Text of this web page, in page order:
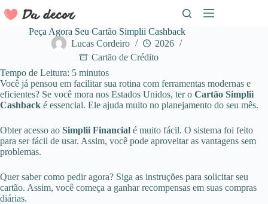
para
conteúdo
Peça Agora Seu Cartão Simplii Cashback
Lucas Cordeiro
2026
Cartão de Crédito
Tempo de Leitura: 5 minutos
Você já pensou em facilitar sua rotina com ferramentas modernas e
eficientes? Se você mora nos Estados Unidos, ter o Cartão Simplii
Cashback é essencial. Ele ajuda muito no planejamento do seu mês.
Obter acesso ao Simplii Financial é muito fácil. O sistema foi feito
para ser fácil de usar. Assim, você pode aproveitar as vantagens sem
problemas.
Quer saber como pedir agora? Siga as instruções para solicitar seu
cartão. Assim, você começa a ganhar recompensas em suas compras
diárias.